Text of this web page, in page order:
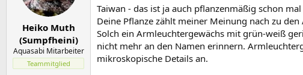
Heiko Muth
(Sumpfheini)
Aquasabi Mitarbeiter
Teammitglied
Taiwan - das ist ja auch pflanzenmäßig schon
Deine Pflanze zählt meiner Meinung nach zu
Solch ein Armleuchtergewächs mit grün-weiß
nicht mehr an den Namen erinnern.
mikroskopische Details an.